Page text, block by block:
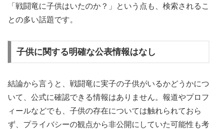
「戦闘竜に子供はいたのか？」という点も、検索されるこ
との多い話題です。
子供に関する明確な公表情報はなし
結論から言うと、戦闘竜に実子の子供がいるかどうかにつ
いて、公式に確認できる情報はありません。報道やプロフ
ィールなどでも、子供の存在については触れられておら
ず、プライバシーの観点から非公開にしていた可能性も考